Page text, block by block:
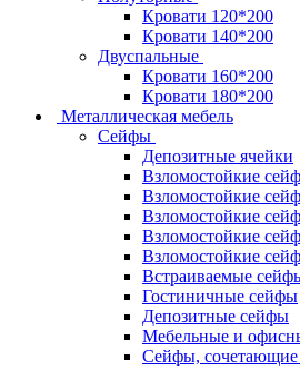
Кровати 120*200
Кровати 140*200
Двуспальные
Кровати 160*200
Кровати 180*200
Металлическая мебель
Сейфы
Депозитные ячейки
Взломостойкие
Взломостойкие
Взломостойкие
Взломостойкие
Взломостойкие
Встраиваемые
Гостиничные сейфы
Депозитные сейфы
Мебельные и
Сейфы, сочетающие